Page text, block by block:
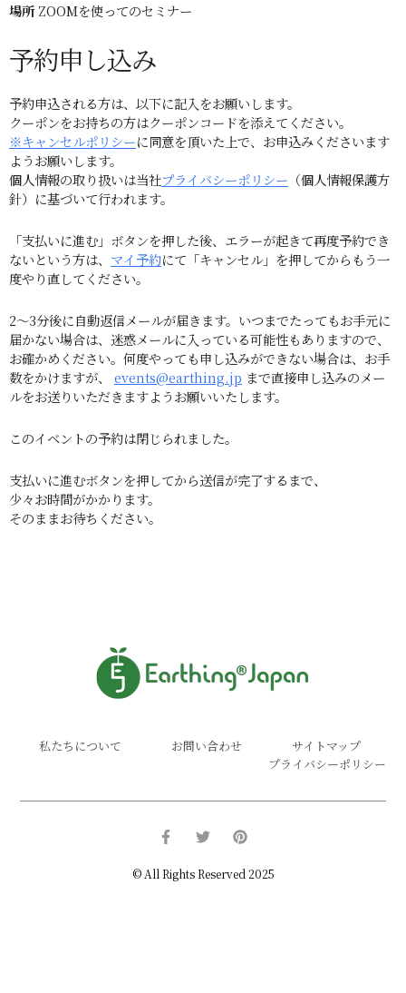
場所ZOOMを使ってのセミナー
予約申し込み
予約申込される方は、以下に記入をお願いします。
クーポンをお持ちの方はクーポンコードを添えてください。
※キャンセルポリシーに同意を頂いた上で、お申込みくださいます
ようお願いします。
個人情報の取り扱いは当社プライバシーポリシー （個人情報保護方
針）に基づいて行われます。
「支払いに進む」ボタンを押した後、エラーが起きて再度予約でき
ないという方は、 マイ予約にて「キャンセル」を押してからもう一
度やり直してください。
2～3分後に自動返信メールが届きます。いつまでたってもお手元に
届かない場合は、迷惑メールに入っている可能性もありますので、
お確かめください。何度やっても申し込みができない場合は、お手
数をかけますが、 events@earthing.jp まで直接申し込みのメー
ルをお送りいただきますようお願いいたします。
このイベントの予約は閉じられました。
支払いに進むボタンを押してから送信が完了するまで、
少々お時間がかかります。
そのままお待ちください。
私たちについて お問い合わせ
サイトマップ
プライバシーポリシー
© All Rights Reserved 2025